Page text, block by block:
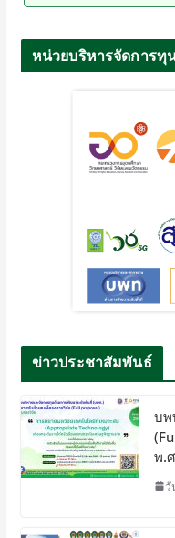
หน่วยบริหารจัดการทุ
ข่าวประชาสัมพันธ์
บพ
พ.
วั